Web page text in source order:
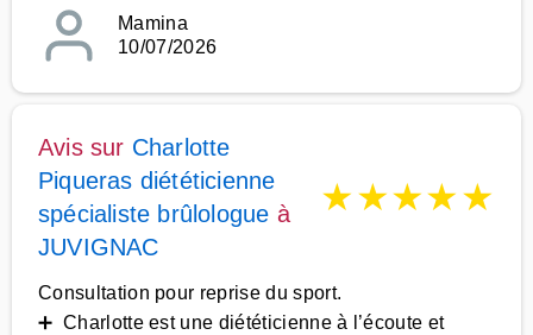
Mamina
10/07/2026
Avis sur Charlotte
Piqueras diététicienne
spécialiste brûlologue à
JUVIGNAC
★★★★★
Consultation pour reprise du sport.
➕ Charlotte est une diététicienne à l’écoute et